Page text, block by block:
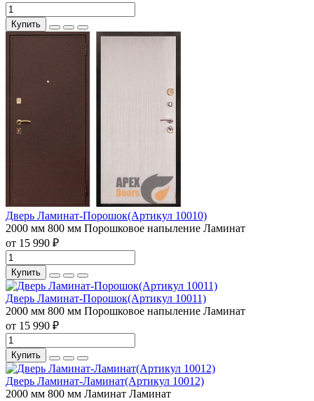
Купить
Дверь Ламинат-Порошок(Артикул 10010)
2000 мм 800 мм Порошковое напыление Ламинат
от 15 990 ₽
Купить
Дверь Ламинат-Порошок(Артикул 10011)
2000 мм 800 мм Порошковое напыление Ламинат
от 15 990 ₽
Купить
Дверь Ламинат-Ламинат(Артикул 10012)
2000 мм 800 мм Ламинат Ламинат